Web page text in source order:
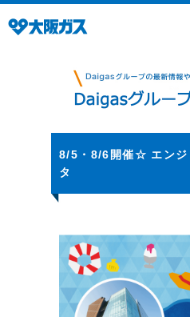
8/5・8/6開催☆ エンジ
タ